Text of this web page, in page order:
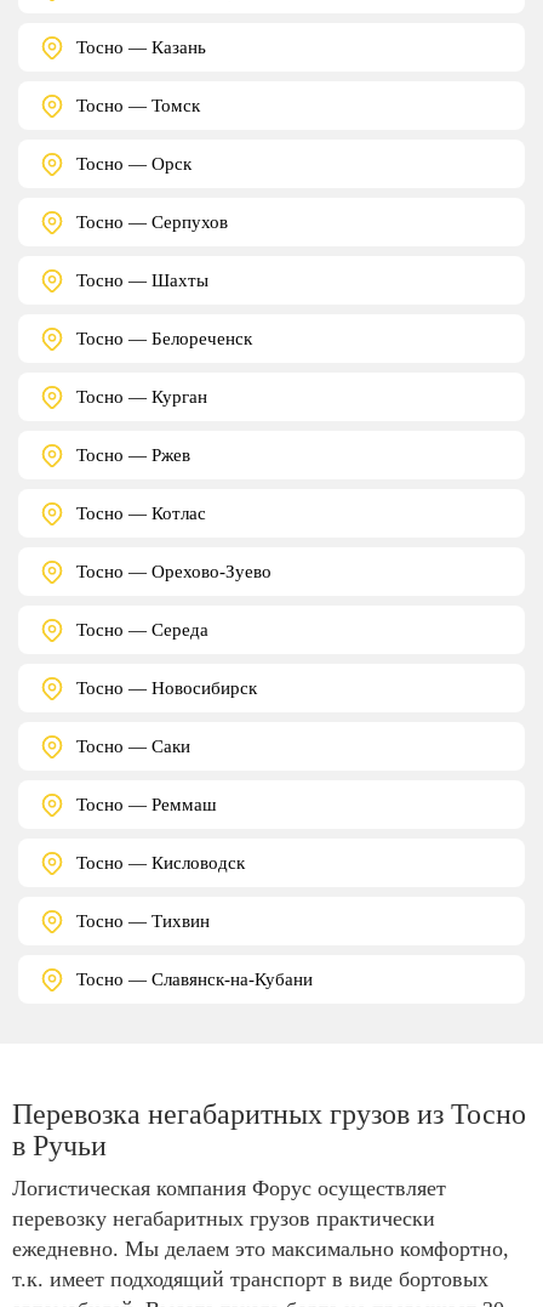
Тосно — Казань
Тосно — Томск
Тосно — Орск
Тосно — Серпухов
Тосно — Шахты
Тосно — Белореченск
Тосно — Курган
Тосно — Ржев
Тосно — Котлас
Тосно — Орехово-Зуево
Тосно — Середа
Тосно — Новосибирск
Тосно — Саки
Тосно — Реммаш
Тосно — Кисловодск
Тосно — Тихвин
Тосно — Славянск-на-Кубани
Перевозка негабаритных грузов из Тосно
в Ручьи
Логистическая компания Форус осуществляет
перевозку негабаритных грузов практически
ежедневно. Мы делаем это максимально комфортно,
т.к. имеет подходящий транспорт в виде бортовых